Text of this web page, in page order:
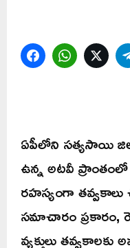
FacebookWhatsApp
ఏపీలోని సత్యసాయి
ఉన్న అటవీ ప్రాంతంలో
రహస్యంగా
సమాచారం ప్రకారం,
వ్యక్తులు